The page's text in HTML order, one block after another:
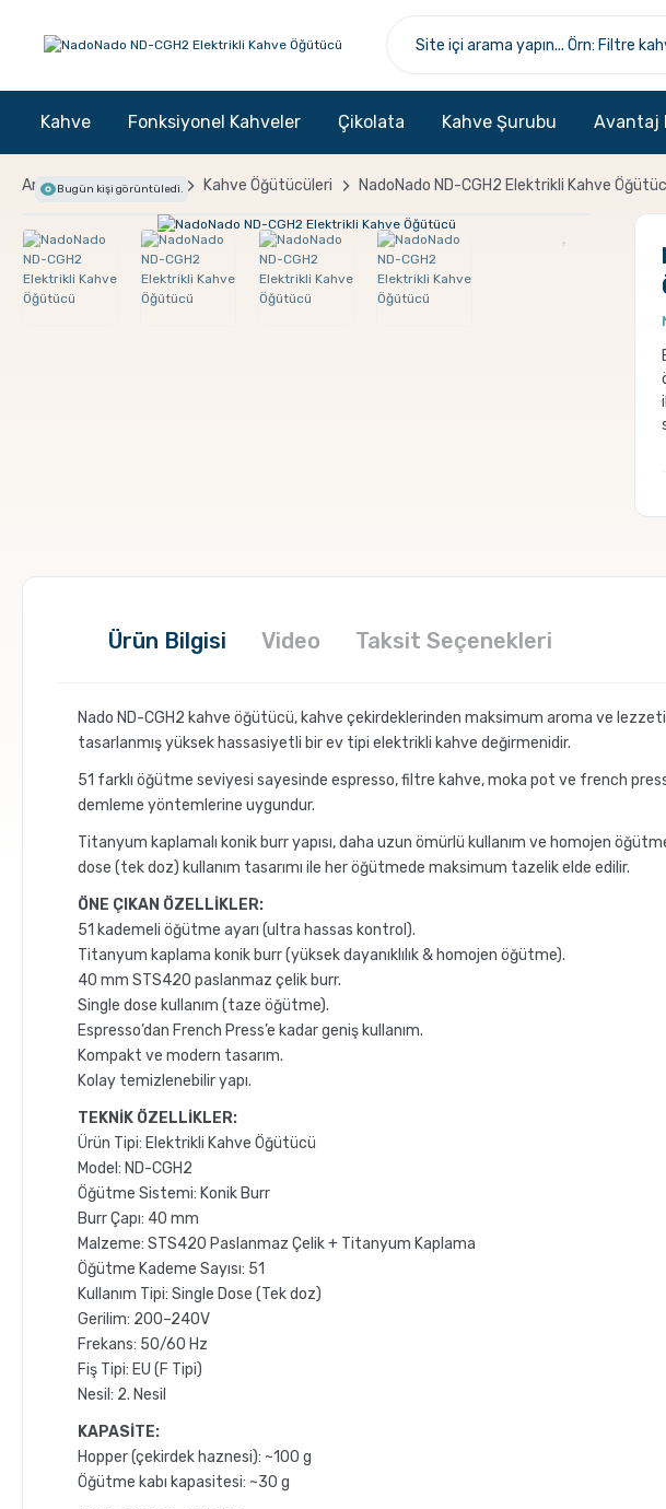
Kahve Fonksiyonel Kahveler Çikolata Kahve Şurubu Avantaj
Anasayfa Ekipman Kahve Öğütücüleri NadoNado ND-CGH2 Elektrikli Kahve
Bugün kişi görüntüledi.
Ürün Bilgisi Video Taksit Seçenekleri
Nado ND-CGH2 kahve öğütücü, kahve çekirdeklerinden maksimum aroma ve
tasarlanmış yüksek hassasiyetli bir ev tipi elektrikli kahve değirmenidir.
51 farklı öğütme seviyesi sayesinde espresso, filtre kahve, moka pot ve french
demleme yöntemlerine uygundur.
Titanyum kaplamalı konik burr yapısı, daha uzun ömürlü kullanım ve homojen
dose (tek doz) kullanım tasarımı ile her öğütmede maksimum tazelik elde edilir.
ÖNE ÇIKAN ÖZELLİKLER:
51 kademeli öğütme ayarı (ultra hassas kontrol).
Titanyum kaplama konik burr (yüksek dayanıklılık & homojen öğütme).
40 mm STS420 paslanmaz çelik burr.
Single dose kullanım (taze öğütme).
Espresso’dan French Press’e kadar geniş kullanım.
Kompakt ve modern tasarım.
Kolay temizlenebilir yapı.
TEKNİK ÖZELLİKLER:
Ürün Tipi: Elektrikli Kahve Öğütücü
Model: ND-CGH2
Öğütme Sistemi: Konik Burr
Burr Çapı: 40 mm
Malzeme: STS420 Paslanmaz Çelik + Titanyum Kaplama
Öğütme Kademe Sayısı: 51
Kullanım Tipi: Single Dose (Tek doz)
Gerilim: 200–240V
Frekans: 50/60 Hz
Fiş Tipi: EU (F Tipi)
Nesil: 2. Nesil
KAPASİTE:
Hopper (çekirdek haznesi): ~100 g
Öğütme kabı kapasitesi: ~30 g